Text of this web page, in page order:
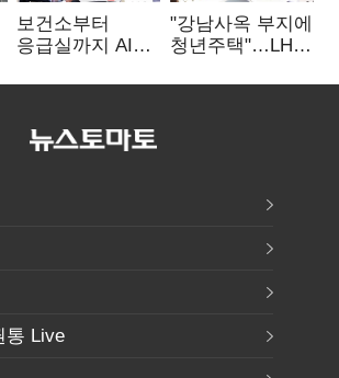
보건소부터
응급실까지 AI
혁신 본격화
"강남사옥 부지에
청년주택"…LH도
통 Live